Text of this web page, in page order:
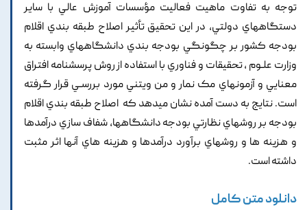
توجه به تفاوت ماهيت فعاليت مؤسسات آموزش عالي با ساير
دستگاههاي دولتي, در اين تحقيق تأثير اصلاح طبقه بندي اقلام
بودجه کشور بر چگونگي بودجه بندي دانشگاههاي وابسته به
وزارت علـوم , تحقيقات و فناوري با استفاده از روش پرسشنامه افتراق
معنايي و آزمونهاي مک نمار و من ويتني مورد بررسـي قرار گرفته
است. نتايج به دست آمده نشان مي‎دهد که اصلاح طبقه بندي اقلام
بودجه بر روشهاي نظارتي بودجه دانشگاهها, شفاف سازي درآمدها
و هزينه ها و روشهاي برآورد درآمدها و هزينه ‎هاي آنها اثر مثبت
داشته است.
دانلود متن کامل